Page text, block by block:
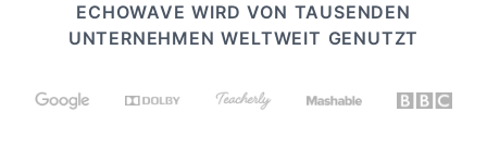
ECHOWAVE WIRD VON TAUSENDEN
UNTERNEHMEN WELTWEIT GENUTZT